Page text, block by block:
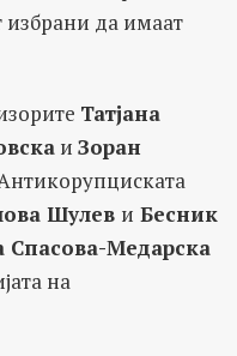
избрани да имаат
Татјана
и Зоран
Шулев и Бесник
Спасова-Медарска
на